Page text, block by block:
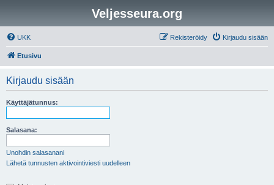
Veljesseura.org
UKK Kirjaudu sisään
Rekisteröidy
Etusivu
Kirjaudu sisään
Käyttäjätunnus:
Salasana:
Unohdin salasanani
Lähetä tunnusten aktivointiviesti uudelleen